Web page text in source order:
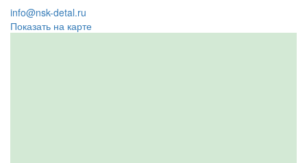
info@nsk-detal.ru
Показать на карте